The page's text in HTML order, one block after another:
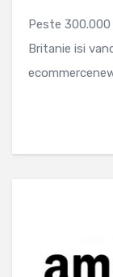
Peste 300.000
Britanie isi